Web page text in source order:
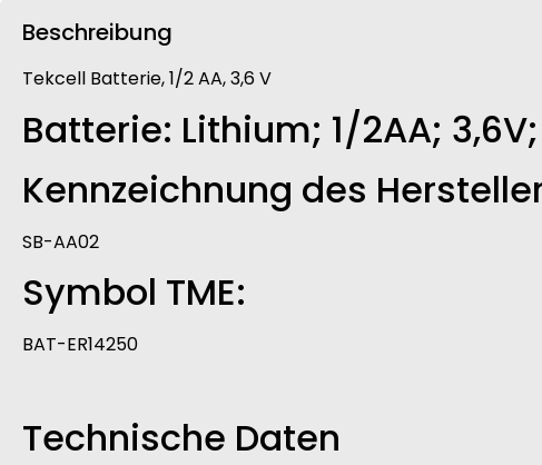
Beschreibung
Tekcell Batterie, 1/2 AA, 3,6 V
Batterie: Lithium; 1/2AA;
Kennzeichnung des
SB-AA02
Symbol TME:
BAT-ER14250
Technische Daten